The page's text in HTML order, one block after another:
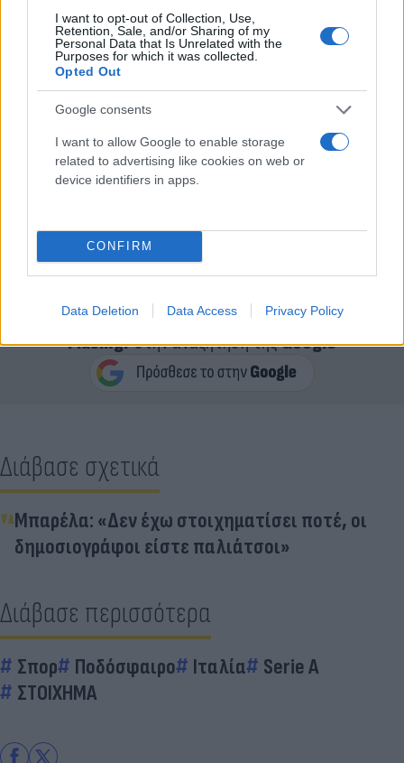
I want to opt-out of Collection, Use,
Retention, Sale, and/or Sharing of my
Personal Data that Is Unrelated with the
Purposes for which it was collected.
Opted Out
Google consents
I want to allow Google to enable storage
related to advertising like cookies on web or
device identifiers in apps.
CONFIRM
Data Deletion Data Access Privacy Policy
πόδια’’».
🗣️ Nicolo Fagioli on his betting addiction: "I asked
Gatti for €40k, I told him I need it to buy a watch,
but I still have to pay him back.
My accounts were controlled by my mother. Then
Dragusin lent me another €40k which I also have to
pic.twitter.com/XjGLgU5VfN
— Transfer News Live (@DeadlineDayLive)
Κάνε κλικ και δες περισσότερο
Flash.grστην αναζήτηση τηςGoogle
Διάβασε σχετικά
Μπαρέλα: «Δεν έχω στοιχηματίσει ποτέ, οι
δημοσιογράφοι είστε παλιάτσοι»
Διάβασε περισσότερα
Σπορ Ποδόσφαιρο Ιταλία
Serie A
ΣΤΟΙΧΗΜΑ